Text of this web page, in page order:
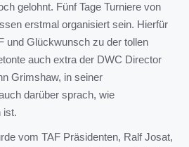
gelohnt. Fünf Tage Turniere von
erstmal organisiert sein. Hierfür
und Glückwunsch zu der tollen
auch extra der DWC Director
Grimshaw, in seiner
darüber sprach, wie
ist.
vom TAF Präsidenten, Ralf Josat,